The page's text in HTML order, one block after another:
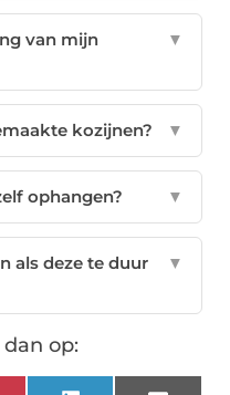
van mijn
▼
kozijnen? ▼
ophangen? ▼
als deze te duur
▼
op: